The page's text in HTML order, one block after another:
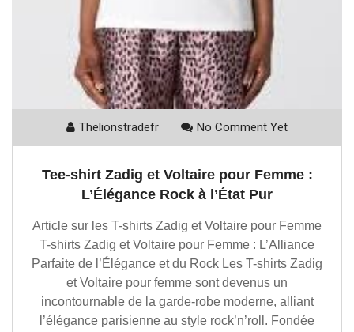
Thelionstradefr No Comment Yet
Tee-shirt Zadig et Voltaire pour Femme :
L’Élégance Rock à l’État Pur
Article sur les T-shirts Zadig et Voltaire pour Femme
T-shirts Zadig et Voltaire pour Femme : L’Alliance
Parfaite de l’Élégance et du Rock Les T-shirts Zadig
et Voltaire pour femme sont devenus un
incontournable de la garde-robe moderne, alliant
l’élégance parisienne au style rock’n’roll. Fondée